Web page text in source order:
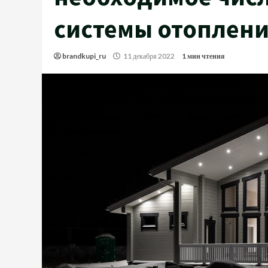
системы
brandkupi_ru 11 декабря 2022 1 мин чтения